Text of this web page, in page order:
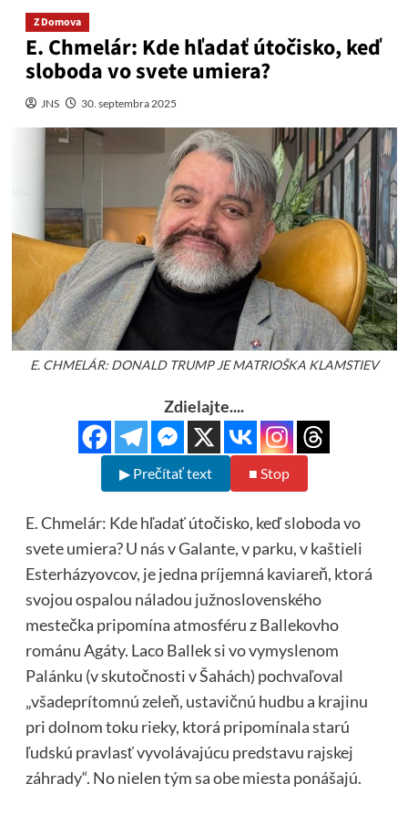
Z Domova
E. Chmelár: Kde hľadať útočisko, keď
sloboda vo svete umiera?
JNS 30. septembra 2025
E. CHMELÁR: DONALD TRUMP JE MATRIOŠKA KLAMSTIEV
Zdielajte....
▶ Prečítať text ■ Stop
E. Chmelár: Kde hľadať útočisko, keď sloboda vo
svete umiera? U nás v Galante, v parku, v kaštieli
Esterházyovcov, je jedna príjemná kaviareň, ktorá
svojou ospalou náladou južnoslovenského
mestečka pripomína atmosféru z Ballekovho
románu Agáty. Laco Ballek si vo vymyslenom
Palánku (v skutočnosti v Šahách) pochvaľoval
„všadeprítomnú zeleň, ustavičnú hudbu a krajinu
pri dolnom toku rieky, ktorá pripomínala starú
ľudskú pravlasť vyvolávajúcu predstavu rajskej
záhrady“. No nielen tým sa obe miesta ponášajú.